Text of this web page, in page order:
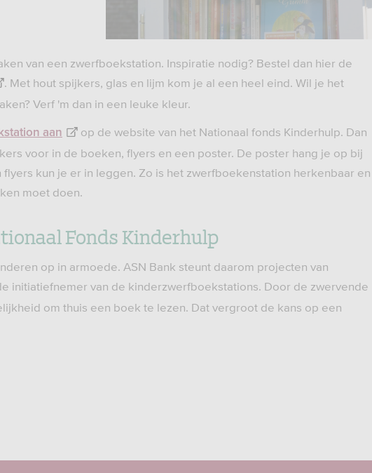
van een zwerfboekstation. Inspiratie nodig? Bestel dan hier de
. Met hout spijkers, glas en lijm kom je al een heel eind. Wil je het
Verf 'm dan in een leuke kleur.
aan
op de website van het Nationaal fonds Kinderhulp. Dan
voor in de boeken, flyers en een poster. De poster hang je op bij
kun je er in leggen. Zo is het zwerfboekenstation herkenbaar en
moet doen.
Fonds Kinderhulp
op in armoede. ASN Bank steunt daarom projecten van
initiatiefnemer van de kinderzwerfboekstations. Door de zwervende
om thuis een boek te lezen. Dat vergroot de kans op een